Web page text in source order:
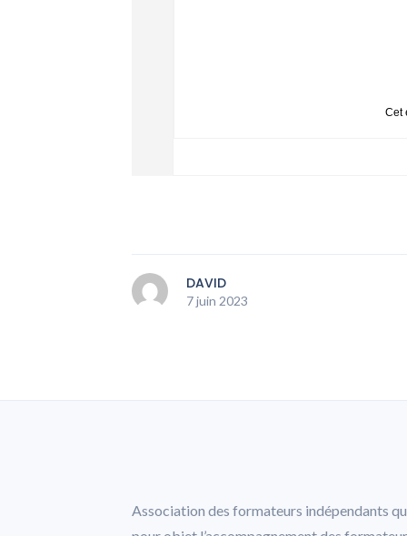
Cet
DAVID
7 juin 2023
Association des formateurs indépendants